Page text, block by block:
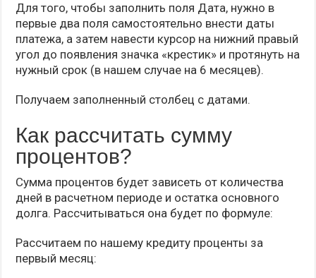
Для того, чтобы заполнить поля Дата, нужно в
первые два поля самостоятельно внести даты
платежа, а затем навести курсор на нижний правый
угол до появления значка «крестик» и протянуть на
нужный срок (в нашем случае на 6 месяцев).
Получаем заполненный столбец с датами.
Как рассчитать сумму
процентов?
Сумма процентов будет зависеть от количества
дней в расчетном периоде и остатка основного
долга. Рассчитываться она будет по формуле:
Рассчитаем по нашему кредиту проценты за
первый месяц: